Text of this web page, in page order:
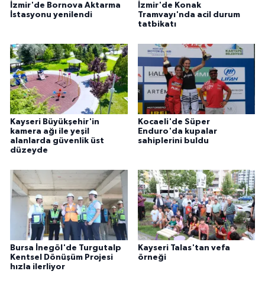
İzmir'de Bornova Aktarma
İstasyonu yenilendi
İzmir'de Konak
Tramvayı'nda acil durum
tatbikatı
Kayseri Büyükşehir'in
kamera ağı ile yeşil
alanlarda güvenlik üst
düzeyde
Kocaeli'de Süper
Enduro'da kupalar
sahiplerini buldu
Bursa İnegöl'de Turgutalp
Kentsel Dönüşüm Projesi
hızla ilerliyor
Kayseri Talas'tan vefa
örneği